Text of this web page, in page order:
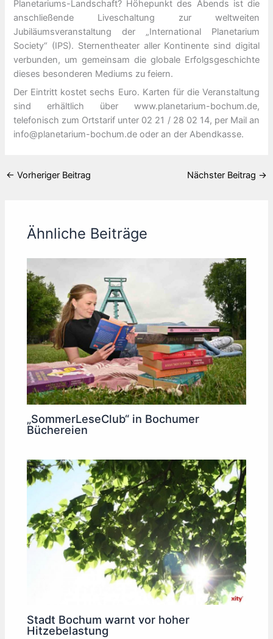
Planetariums-Landschaft? Höhepunkt des Abends ist die
anschließende Liveschaltung zur weltweiten
Jubiläumsveranstaltung der „International Planetarium
Society“ (IPS). Sternentheater aller Kontinente sind digital
verbunden, um gemeinsam die globale Erfolgsgeschichte
dieses besonderen Mediums zu feiern.
Der Eintritt kostet sechs Euro. Karten für die Veranstaltung
sind erhältlich über www.planetarium-bochum.de,
telefonisch zum Ortstarif unter 02 21 / 28 02 14, per Mail an
info@planetarium-bochum.de oder an der Abendkasse.
← Vorheriger Beitrag Nächster Beitrag →
Ähnliche Beiträge
„SommerLeseClub“ in Bochumer
Büchereien
Stadt Bochum warnt vor hoher
Hitzebelastung